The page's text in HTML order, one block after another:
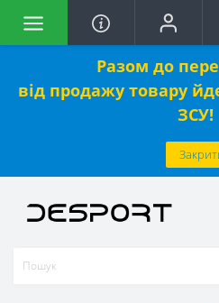
Разом до
від продажу товару
ЗСУ!